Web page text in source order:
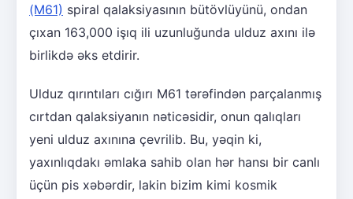
(M61) spiral qalaksiyasının bütövlüyünü, ondan
çıxan 163,000 işıq ili uzunluğunda ulduz axını ilə
birlikdə əks etdirir.
Ulduz qırıntıları cığırı M61 tərəfindən parçalanmış
cırtdan qalaksiyanın nəticəsidir, onun qalıqları
yeni ulduz axınına çevrilib. Bu, yəqin ki,
yaxınlıqdakı əmlaka sahib olan hər hansı bir canlı
üçün pis xəbərdir, lakin bizim kimi kosmik